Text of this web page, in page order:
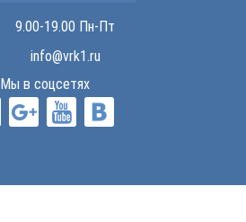
9.00-19.00 Пн-Пт
info@vrk1.ru
Мы в соцсетях